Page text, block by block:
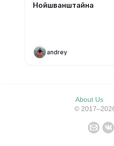
Нойшванштайна
andrey
About Us
©